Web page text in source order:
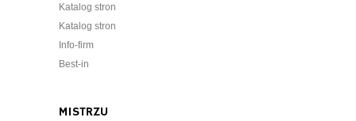
Katalog stron
Katalog stron
Info-firm
Best-in
MISTRZU